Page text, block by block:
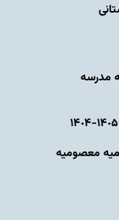
مدرسه
معصومیه